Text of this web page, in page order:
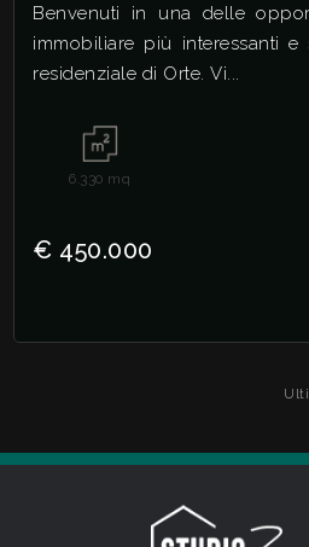
Benvenuti in una delle
immobiliare più interessanti
residenziale di Orte. Vi...
6.330 mq
€ 450.000